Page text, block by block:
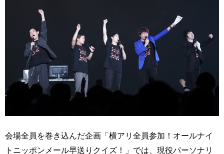
会場全員を巻き込んだ企画「横アリ全員参加！オールナイ
トニッポンメール早送りクイズ！」では、現役パーソナリ